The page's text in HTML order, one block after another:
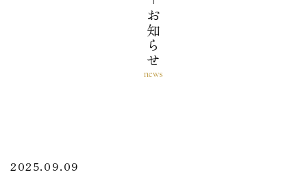
お知らせ
2025.09.09